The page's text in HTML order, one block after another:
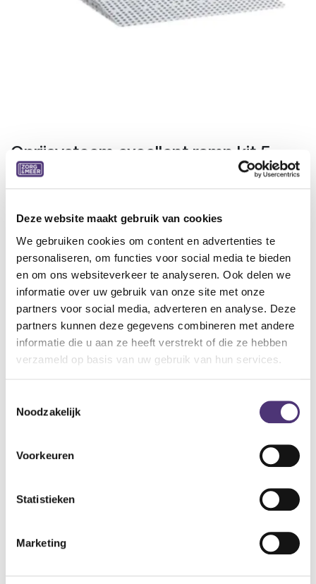
Deze website maakt gebruik van cookies
We gebruiken cookies om content en advertenties te
personaliseren, om functies voor social media te bieden
en om ons websiteverkeer te analyseren. Ook delen we
informatie over uw gebruik van onze site met onze
partners voor social media, adverteren en analyse. Deze
partners kunnen deze gegevens combineren met andere
informatie die u aan ze heeft verstrekt of die ze hebben
verzameld op basis van uw gebruik van hun services.
Noodzakelijk
Voorkeuren
Statistieken
Marketing
Oprijsysteem excellent ramp kit 5
Met deze aanpasbare oprijplaat kan je bijna elke hindernis
nemen. Bepaal de hoogte van de hindernis en kies voor het
Ideale oprijplaat voor lage drempels
Bestaat uit verschillende lagen kunststof
Beschikbaar in verschillende kits per drempelhoogte
Eenvoudig aanpasbaar
Formaat Lengte: 100cm Breedte: 75cm Hoogte:
tot 15cm
525,64€
Aan winkelmandje toevoegen
*Bij grote aankopen, gelieve de klantendienst te contacteren. Hier